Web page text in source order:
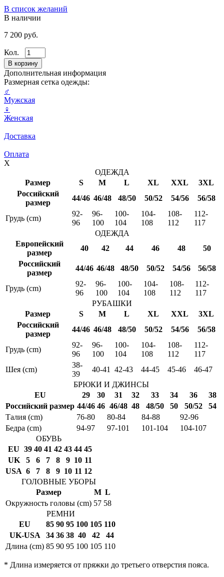
В список желаний
В наличии
7 200 руб.
Кол.
Дополнительная информация
Размерная сетка одежды:
♂
Мужская
♀
Женская
Доставка
Оплата
X
ОДЕЖДА
Размер
S M L XL XXL
3XL
Российский
размер
44/46 46/48 48/50 50/52 54/56 56/58
Грудь (cm)
92-
96
96-
100
100-
104
104-
108
108-
112
112-
117
ОДЕЖДА
Европейский
размер
40 42 44 46 48
50
Российский
размер
44/46 46/48 48/50 50/52 54/56 56/58
Грудь (cm)
92-
96
96-
100
100-
104
104-
108
108-
112
112-
117
РУБАШКИ
Размер
S M L XL XXL
3XL
Российский
размер
44/46 46/48 48/50 50/52 54/56 56/58
Грудь (cm)
92-
96
96-
100
100-
104
104-
108
108-
112
112-
117
Шея (cm)
38-
39
40-41 42-43 44-45 45-46
46-47
БРЮКИ И ДЖИНСЫ
EU
29 30 31 32 33 34 36
38
Российский размер 44/46 46 46/48 48 48/50 50 50/52
54
Талия (cm)
76-80 80-84 84-88
92-96
Бедра (cm)
94-97 97-101 101-104
104-107
ОБУВЬ
EU 39 40 41 42 43 44 45
UK
5 6 7 8 9 10 11
USA 6 7 8 9 10 11 12
ГОЛОВНЫЕ УБОРЫ
Размер
M L
Окружность головы (cm) 57 58
РЕМНИ
EU
85 90 95 100 105 110
UK-USA
34 36 38 40 42
44
Длина (cm) 85 90 95 100 105 110
* Длина измеряется от пряжки до третьего отверстия пояса.